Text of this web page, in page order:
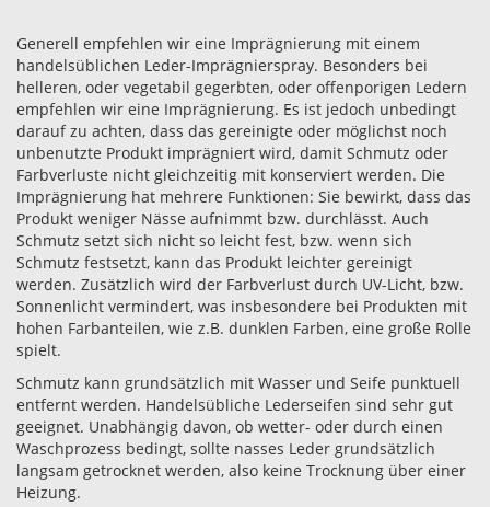
Generell empfehlen wir eine Imprägnierung mit einem
handelsüblichen Leder-Imprägnierspray. Besonders bei
helleren, oder vegetabil gegerbten, oder offenporigen Ledern
empfehlen wir eine Imprägnierung. Es ist jedoch unbedingt
darauf zu achten, dass das gereinigte oder möglichst noch
unbenutzte Produkt imprägniert wird, damit Schmutz oder
Farbverluste nicht gleichzeitig mit konserviert werden. Die
Imprägnierung hat mehrere Funktionen: Sie bewirkt, dass das
Produkt weniger Nässe aufnimmt bzw. durchlässt. Auch
Schmutz setzt sich nicht so leicht fest, bzw. wenn sich
Schmutz festsetzt, kann das Produkt leichter gereinigt
werden. Zusätzlich wird der Farbverlust durch UV-Licht, bzw.
Sonnenlicht vermindert, was insbesondere bei Produkten mit
hohen Farbanteilen, wie z.B. dunklen Farben, eine große Rolle
spielt.
Schmutz kann grundsätzlich mit Wasser und Seife punktuell
entfernt werden. Handelsübliche Lederseifen sind sehr gut
geeignet. Unabhängig davon, ob wetter- oder durch einen
Waschprozess bedingt, sollte nasses Leder grundsätzlich
langsam getrocknet werden, also keine Trocknung über einer
Heizung.